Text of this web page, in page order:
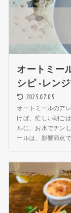
オートミー
シピ -レン
2025.07.05
オートミールのア
けば、忙しい朝ご
ルに、お水でチン
ールは、影響満点